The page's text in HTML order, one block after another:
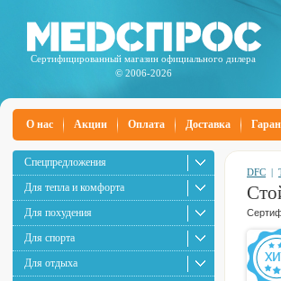
Сертифицированный магазин официального дилера
© 2006-2026
О нас Акции Оплата Доставка
Спецпредложения
Для тепла и комфорта
Для похудения
Для спорта
Для отдыха
DFC |